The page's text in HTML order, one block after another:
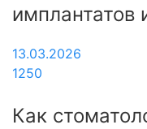
13.03.2026
1250
Как